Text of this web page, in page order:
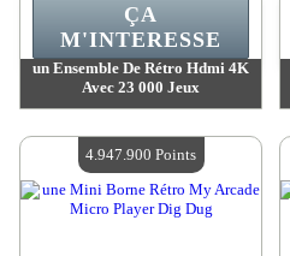
un Ensemble De Rétro Hdmi 4K
Avec 23 000 Jeux
Quantité Disponible :4
ÇA
M'INTERESSE
4.947.900 Points